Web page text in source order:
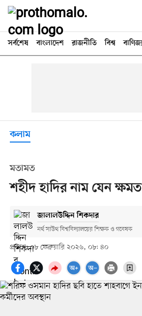
সর্বশেষ বাংলাদেশ রাজনীতি বিশ্ব
কলাম
মতামত
শহীদ হাদির নাম যেন
জালালউদ্দিন শিকদার
নর্থ সাউথ বিশ্ববিদ্যালয়ের শিক্ষক ও গবেষক
প্রকাশ: ০৮ ফেব্রুয়ারি ২০২৬, ০৮: ৪০